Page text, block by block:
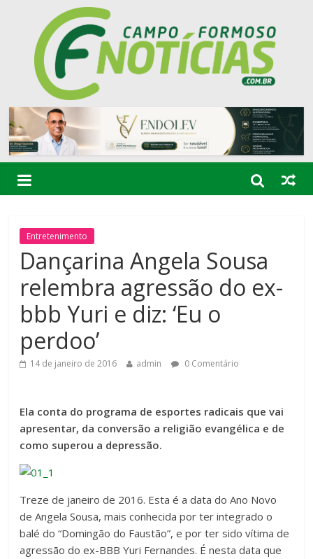
Entretenimento
Dançarina Angela Sousa
relembra agressão do ex-
bbb Yuri e diz: ‘Eu o
perdoo’
14 de janeiro de 2016 admin 0 Comentário
Ela conta do programa de esportes radicais que vai
apresentar, da conversão a religião evangélica e de
como superou a depressão.
Treze de janeiro de 2016. Esta é a data do Ano Novo
de Angela Sousa, mais conhecida por ter integrado o
balé do “Domingão do Faustão”, e por ter sido vítima de
agressão do ex-BBB Yuri Fernandes. É nesta data que